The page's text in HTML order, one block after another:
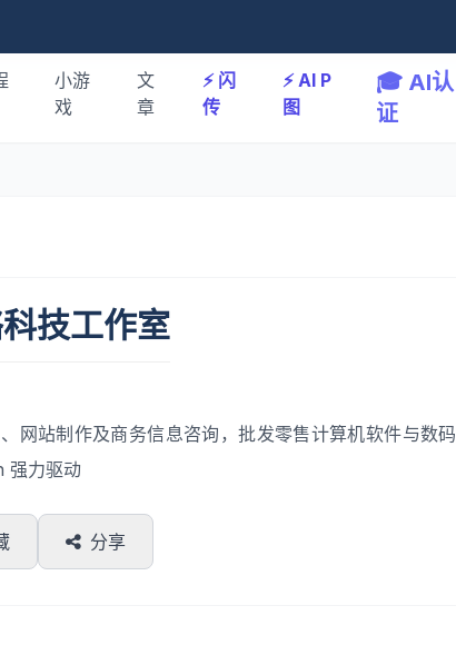
小游
戏
文
章
⚡️ 闪
传
⚡️ AI P
图
🎓 AI认
证
技工作室
网站制作及商务信息咨询，批发零售计算机软件与数码
强力驱动
分享